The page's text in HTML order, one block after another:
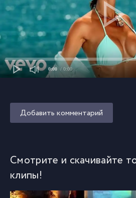
0:00 / 0:00
Добавить комментарий
Смотрите и скачивайте
клипы!